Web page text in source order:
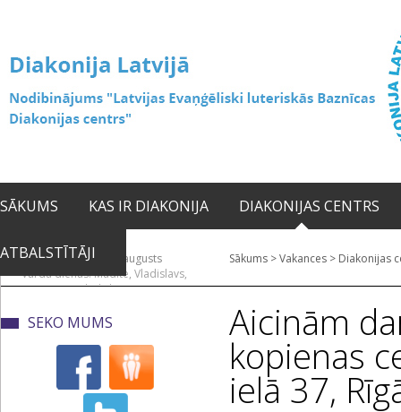
SĀKUMS KAS IR DIAKONIJA DIAKONIJAS CENTRS
ATBALSTĪTĀJI2026. gada 08. augusts
Vārda dienas: Mudīte, Vladislavs,
Vladislava
Sākums >Vakances > Diakonijas
SEKO MUMS Aicinām
kopienas
ielā 37,